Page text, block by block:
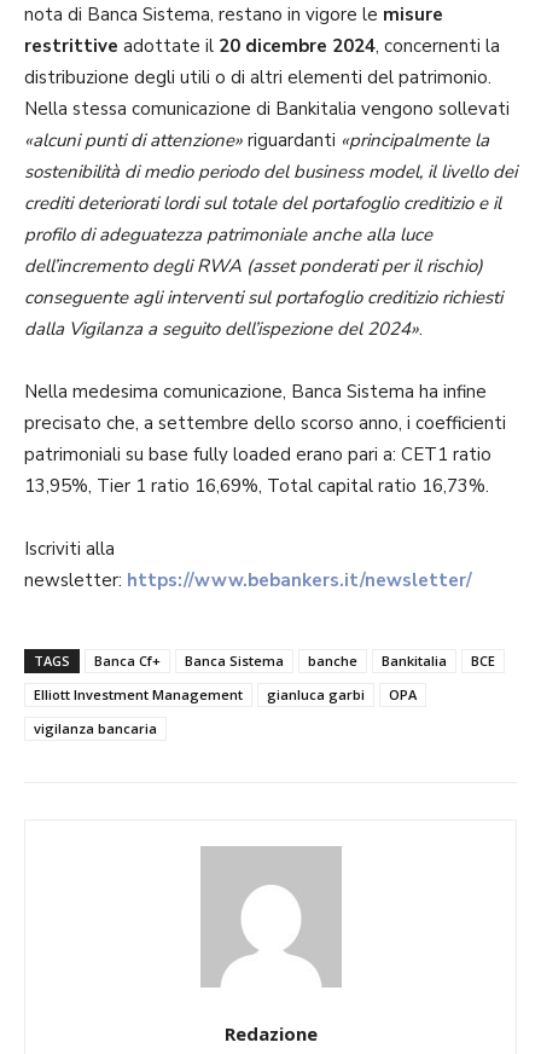
nota di Banca Sistema, restano in vigore le misure
restrittive adottate il 20 dicembre 2024, concernenti la
distribuzione degli utili o di altri elementi del patrimonio.
Nella stessa comunicazione di Bankitalia vengono sollevati
«alcuni punti di attenzione» riguardanti «principalmente la
sostenibilità di medio periodo del business model, il livello dei
crediti deteriorati lordi sul totale del portafoglio creditizio e il
profilo di adeguatezza patrimoniale anche alla luce
dell’incremento degli RWA (asset ponderati per il rischio)
conseguente agli interventi sul portafoglio creditizio richiesti
dalla Vigilanza a seguito dell’ispezione del 2024».
Nella medesima comunicazione, Banca Sistema ha infine
precisato che, a settembre dello scorso anno, i coefficienti
patrimoniali su base fully loaded erano pari a: CET1 ratio
13,95%, Tier 1 ratio 16,69%, Total capital ratio 16,73%.
Iscriviti alla
newsletter: https://www.bebankers.it/newsletter/
TAGS Banca Cf+ Banca Sistema banche Bankitalia
BCE
Elliott Investment Management
gianluca garbi
OPA
vigilanza bancaria
Redazione